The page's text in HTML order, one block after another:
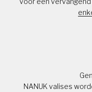
NANUK valises